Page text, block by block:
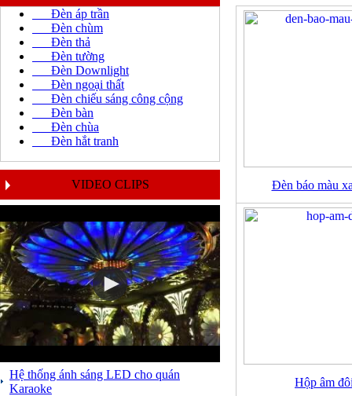
Đèn áp trần
Đèn chùm
Đèn thả
Đèn tường
Đèn Downlight
Đèn ngoại thất
Đèn chiếu sáng công cộng
Đèn bàn
Đèn chùa
Đèn hắt tranh
VIDEO CLIPS
Hệ thống ánh sáng LED cho quán
Karaoke
Đèn báo màu
Hộp âm